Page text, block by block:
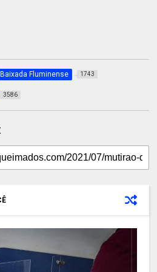
Baixada Fluminense 1743
3586